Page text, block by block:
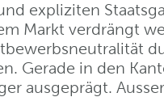
expliziten
Markt verdrängt
Gerade in den
ausgeprägt.